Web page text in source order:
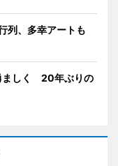
列、多幸アートも
ましく 20年ぶりの